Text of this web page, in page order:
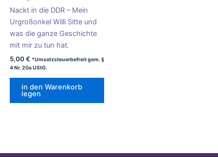
Nackt in die DDR – Mein
Urgroßonkel Willi Sitte und
was die ganze Geschichte
mit mir zu tun hat.
5,00€ *Umsatzsteuerbefreit gem. §
4 Nr. 20a UStG.
in den Warenkorb
legen